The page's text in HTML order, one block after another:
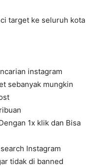
target ke seluruh kota
instagram
sebanyak mungkin
1x klik dan Bisa
Instagram
tidak di banned